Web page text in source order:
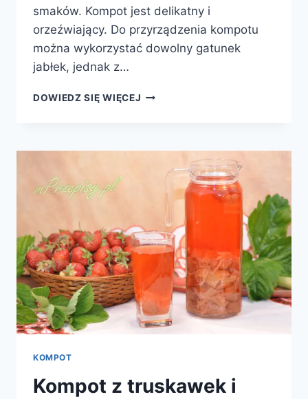
smaków. Kompot jest delikatny i
orzeźwiający. Do przyrządzenia kompotu
można wykorzystać dowolny gatunek
jabłek, jednak z…
DOWIEDZ SIĘ WIĘCEJ KOMPOT
CZARNYCH
KOMPOT
Kompot z truskawek i